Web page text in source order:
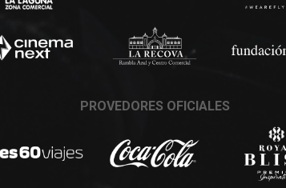
PROVEDORES OFICIALES